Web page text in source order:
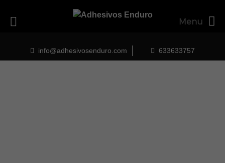
content
info@adhesivosenduro.com 633633757
Menu